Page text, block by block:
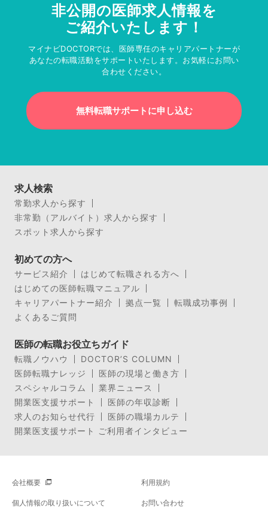
非公開の医師求人情報を
ご紹介いたします！
マイナビDOCTORでは、医師専任のキャリアパートナーが
あなたの転職活動をサポートいたします。お気軽にお問い
合わせください。
無料転職サポートに申し込む
求人検索
常勤求人から探す
非常勤（アルバイト）求人から探す
スポット求人から探す
初めての方へ
サービス紹介
はじめて転職される方へ
はじめての医師転職マニュアル
キャリアパートナー紹介
拠点一覧
転職成功事例
よくあるご質問
医師の転職お役立ちガイド
転職ノウハウ
DOCTOR’S COLUMN
医師転職ナレッジ
医師の現場と働き方
スペシャルコラム
業界ニュース
開業医支援サポート
医師の年収診断
求人のお知らせ代行
医師の職場カルテ
開業医支援サポート ご利用者インタビュー
会社概要 利用規約
個人情報の取り扱いについて お問い合わせ